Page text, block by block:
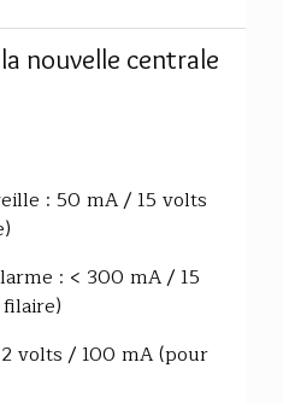
nouvelle centrale
: 50 mA / 15 volts
: < 300 mA / 15
volts / 100 mA (pour